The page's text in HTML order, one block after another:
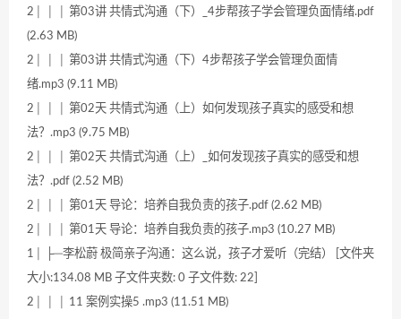
2│ │ │ 第03讲 共情式沟通（下）_4步帮孩子学会管理负面情绪.pdf
(2.63 MB)
2│ │ │ 第03讲 共情式沟通（下）4步帮孩子学会管理负面情
绪.mp3 (9.11 MB)
2│ │ │ 第02天 共情式沟通（上）如何发现孩子真实的感受和想
法？.mp3 (9.75 MB)
2│ │ │ 第02天 共情式沟通（上）_如何发现孩子真实的感受和想
法？.pdf (2.52 MB)
2│ │ │ 第01天 导论：培养自我负责的孩子.pdf (2.62 MB)
2│ │ │ 第01天 导论：培养自我负责的孩子.mp3 (10.27 MB)
1│ ├─李松蔚 极简亲子沟通：这么说，孩子才爱听（完结） [文件夹
大小:134.08 MB 子文件夹数: 0 子文件数: 22]
2│ │ │ 11 案例实操5 .mp3 (11.51 MB)